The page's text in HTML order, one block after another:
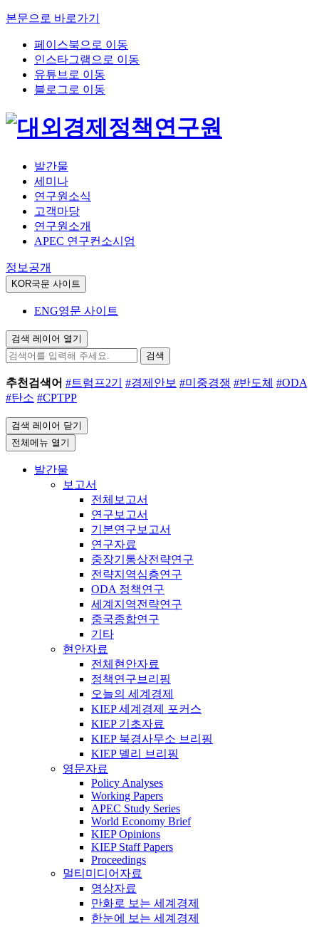
본문으로 바로가기
페이스북으로 이동
인스타그램으로 이동
유튜브로 이동
블로그로 이동
발간물
세미나
연구원소식
고객마당
연구원소개
APEC 연구컨소시엄
정보공개
KOR국문 사이트
ENG영문 사이트
검색 레이어 열기
검색
추천검색어 #트럼프2기 #경제안보 #미중경쟁 #반도체 #ODA
#탄소 #CPTPP
검색 레이어 닫기
전체메뉴 열기
발간물
보고서
전체보고서
연구보고서
기본연구보고서
연구자료
중장기통상전략연구
전략지역심층연구
ODA 정책연구
세계지역전략연구
중국종합연구
기타
현안자료
전체현안자료
정책연구브리핑
오늘의 세계경제
KIEP 세계경제 포커스
KIEP 기초자료
KIEP 북경사무소 브리핑
KIEP 델리 브리핑
영문자료
Policy Analyses
Working Papers
APEC Study Series
World Economy Brief
KIEP Opinions
KIEP Staff Papers
Proceedings
멀티미디어자료
영상자료
만화로 보는 세계경제
한눈에 보는 세계경제